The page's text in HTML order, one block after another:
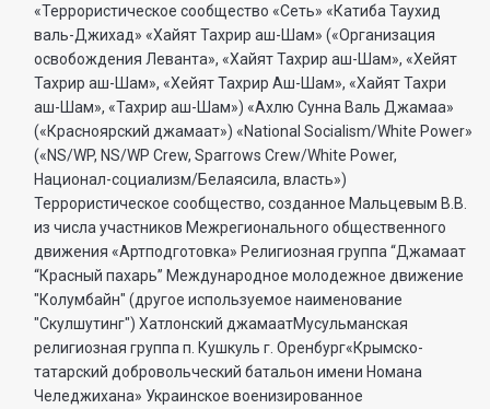
«Террористическое сообщество «Сеть» «Катиба Таухид
валь-Джихад» «Хайят Тахрир аш-Шам» («Организация
освобождения Леванта», «Хайят Тахрир аш-Шам», «Хейят
Тахрир аш-Шам», «Хейят Тахрир Аш-Шам», «Хайят Тахри
аш-Шам», «Тахрир аш-Шам») «Ахлю Сунна Валь Джамаа»
(«Красноярский джамаат») «National Socialism/White Power»
(«NS/WP, NS/WP Crew, Sparrows Crew/White Power,
Национал-социализм/Белаясила, власть»)
Террористическое сообщество, созданное Мальцевым В.В.
из числа участников Межрегионального общественного
движения «Артподготовка» Религиозная группа “Джамаат
“Красный пахарь” Международное молодежное движение
"Колумбайн" (другое используемое наименование
"Скулшутинг") Хатлонский джамаатМусульманская
религиозная группа п. Кушкуль г. Оренбург«Крымско-
татарский добровольческий батальон имени Номана
Челеджихана» Украинское военизированное